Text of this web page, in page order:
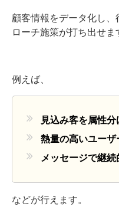
顧客情報をデータ化し
ローチ施策が打ち出せま
例えば、
見込み客を属性
熱量の高いユーザ
メッセージで継
などが行えます。